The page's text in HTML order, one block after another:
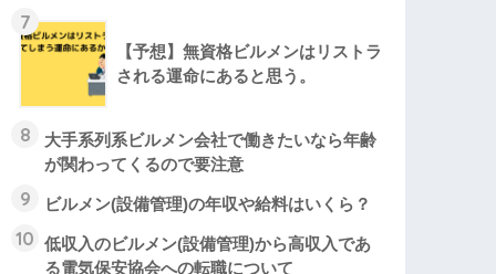
7
【予想】無資格ビルメンはリストラ
される運命にあると思う。
8
大手系列系ビルメン会社で働きたいなら年齢
が関わってくるので要注意
9 ビルメン(設備管理)の年収や給料はいくら？
10 低収入のビルメン(設備管理)から高収入であ
る電気保安協会への転職について